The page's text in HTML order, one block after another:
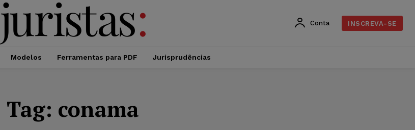
Conta INSCREVA-SE
Modelos Ferramentas para PDF Jurisprudências
Tag: conama